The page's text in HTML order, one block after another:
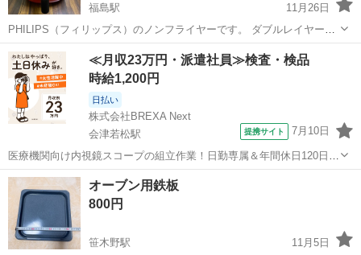
福島駅
11月26日
PHILIPS（フィリップス）のノンフライヤーです。 ダブルレイヤーな
ので、二段で調理可能です。 セット内容 ●箱 ●本体 ●説明書 ●レシピ
ブック まだまだ現役で使用可能です ※プロフィール必読 ※11/28まで
にお...
福島 福島市 福島駅 調理器具 ノンフライヤー
≪月収23万円・派遣社員≫検査・検品
時給1,200円
日払い
株式会社BREXA Next
会津若松駅
提携サイト 7月10日
医療機関向け内視鏡スコープの組立作業！日勤専属＆年間休日120日
★◎20代～40代の男女活躍中！送迎あり！マイカー通勤OK◎無料駐車
場あり★日払いあり◎空調完備で快適作業！《福島県会津若松市》 人
気の工場のお仕事 ◇医療機...
福島 会津若松市 会津若松駅
オーブン用鉄板
800円
笹木野駅
11月5日